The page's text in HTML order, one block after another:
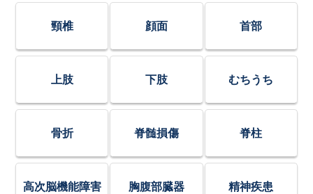
頸椎 顔面 首部
上肢 下肢 むちうち
骨折 脊髄損傷 脊柱
高次脳機能障害 胸腹部臓器 精神疾患